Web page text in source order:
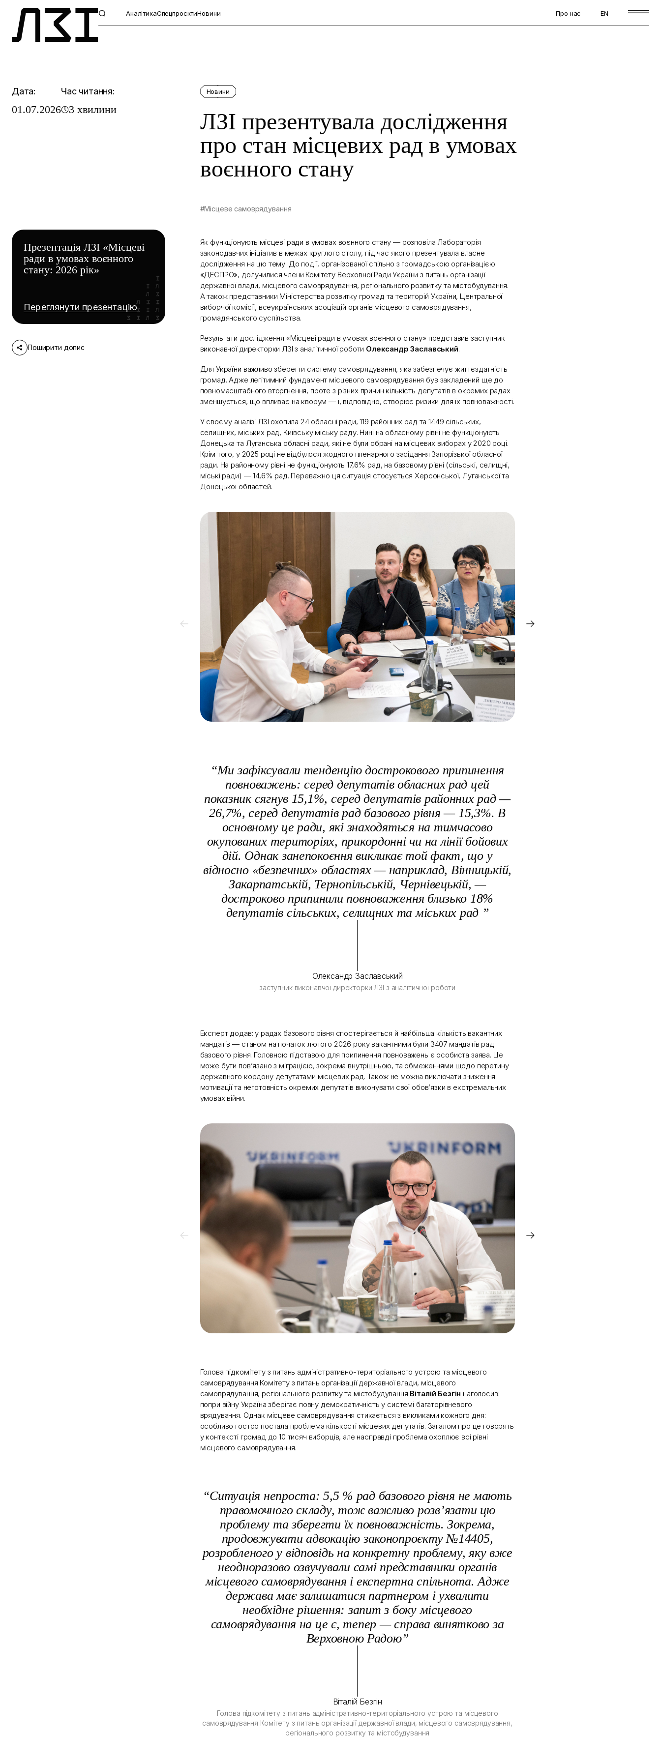
АналітикаСпецпроєктиНовини Про нас EN
Новини
ЛЗІ презентувала дослідження
про стан місцевих рад в умовах
воєнного стану
#Місцеве самоврядування
Дата:
01.07.2026
Час читання:
3 хвилини
Презентація ЛЗІ «Місцеві
ради в умовах воєнного
стану: 2026 рік»
Переглянути презентацію
Поширити допис
Як функціонують місцеві ради в умовах воєнного стану — розповіла Лабораторія
законодавчих ініціатив в межах круглого столу, під час якого презентувала власне
дослідження на цю тему. До події, організованої спільно з громадською організацією
«ДЕСПРО», долучилися члени Комітету Верховної Ради України з питань організації
державної влади, місцевого самоврядування, регіонального розвитку та містобудування.
А також представники Міністерства розвитку громад та територій України, Центральної
виборчої комісії, всеукраїнських асоціацій органів місцевого самоврядування,
громадянського суспільства.
Результати дослідження «Місцеві ради в умовах воєнного стану» представив заступник
виконавчої директорки ЛЗІ з аналітичної роботи Олександр Заславський.
Для України важливо зберегти систему самоврядування, яка забезпечує життєздатність
громад. Адже легітимний фундамент місцевого самоврядування був закладений ще до
повномасштабного вторгнення, проте з різних причин кількість депутатів в окремих радах
зменшується, що впливає на кворум — і, відповідно, створює ризики для їх повноважності.
У своєму аналізі ЛЗІ охопила 24 обласні ради, 119 районних рад та 1449 сільських,
селищних, міських рад, Київську міську раду. Нині на обласному рівні не функціонують
Донецька та Луганська обласні ради, які не були обрані на місцевих виборах у 2020 році.
Крім того, у 2025 році не відбулося жодного пленарного засідання Запорізької обласної
ради. На районному рівні не функціонують 17,6% рад, на базовому рівні (сільські, селищні,
міські ради) — 14,6% рад. Переважно ця ситуація стосується Херсонської, Луганської та
Донецької областей.
“Ми зафіксували тенденцію дострокового припинення
повноважень: серед депутатів обласних рад цей
показник сягнув 15,1%, серед депутатів районних рад —
26,7%, серед депутатів рад базового рівня — 15,3%. В
основному це ради, які знаходяться на тимчасово
окупованих територіях, прикордонні чи на лінії бойових
дій. Однак занепокоєння викликає той факт, що у
відносно «безпечних» областях — наприклад, Вінницькій,
Закарпатській, Тернопільській, Чернівецькій, —
достроково припинили повноваження близько 18%
депутатів сільських, селищних та міських рад ”
Олександр Заславський
заступник виконавчої директорки ЛЗІ з аналітичної роботи
Експерт додав: у радах базового рівня спостерігається й найбільша кількість вакантних
мандатів — станом на початок лютого 2026 року вакантними були 3407 мандатів рад
базового рівня. Головною підставою для припинення повноважень є особиста заява. Це
може бути пов’язано з міграцією, зокрема внутрішньою, та обмеженнями щодо перетину
державного кордону депутатами місцевих рад. Також не можна виключати зниження
мотивації та неготовність окремих депутатів виконувати свої обов’язки в екстремальних
умовах війни.
Голова підкомітету з питань адміністративно-територіального устрою та місцевого
самоврядування Комітету з питань організації державної влади, місцевого
самоврядування, регіонального розвитку та містобудування Віталій Безгін наголосив:
попри війну Україна зберігає повну демократичність у системі багаторівневого
врядування. Однак місцеве самоврядування стикається з викликами кожного дня:
особливо гостро постала проблема кількості місцевих депутатів. Загалом про це говорять
у контексті громад до 10 тисяч виборців, але насправді проблема охоплює всі рівні
місцевого самоврядування.
“Ситуація непроста: 5,5 % рад базового рівня не мають
правомочного складу, тож важливо розвʼязати цю
проблему та зберегти їх повноважність. Зокрема,
продовжувати адвокацію законопроєкту №14405,
розробленого у відповідь на конкретну проблему, яку вже
неодноразово озвучували самі представники органів
місцевого самоврядування і експертна спільнота. Адже
держава має залишатися партнером і ухвалити
необхідне рішення: запит з боку місцевого
самоврядування на це є, тепер — справа винятково за
Верховною Радою”
Віталій Безгін
Голова підкомітету з питань адміністративно-територіального устрою та місцевого
самоврядування Комітету з питань організації державної влади, місцевого самоврядування,
регіонального розвитку та містобудування